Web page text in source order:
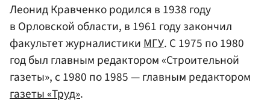
Леонид Кравченко родился в 1938 году
в Орловской области, в 1961 году закончил
факультет журналистики МГУ. С 1975 по 1980
год был главным редактором «Строительной
газеты», с 1980 по 1985 — главным редактором
газеты «Труд».